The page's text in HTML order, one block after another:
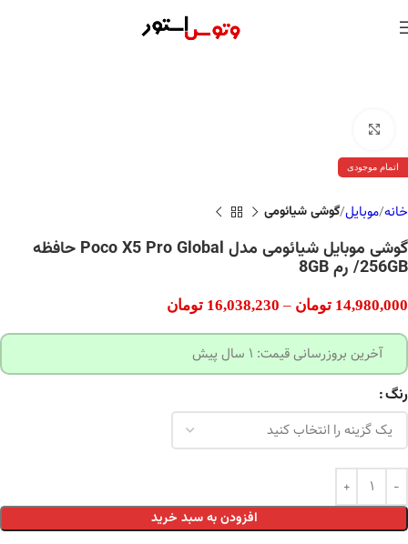
اتمام موجودی
خانه موبایل گوشی شیائومی
گوشی موبایل شیائومی مدل Poco X5 Pro Global حافظه
256GB/ رم 8GB
14,980,000 تومان –
16,038,230 تومان
آخرین بروزرسانی قیمت: 1 سال پیش
رنگ
افزودن به سبد خرید